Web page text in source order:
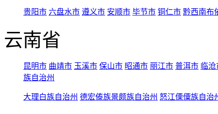
贵阳市 六盘水市 遵义市 安顺市 毕节市 铜仁市 黔西南布
云南省
昆明市 曲靖市 玉溪市 保山市 昭通市 丽江市 普洱市 临
族自治州
大理白族自治州 德宏傣族景颇族自治州 怒江傈僳族自治